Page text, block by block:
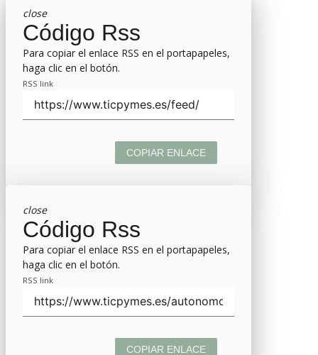
close
Código Rss
Para copiar el enlace RSS en el portapapeles,
haga clic en el botón.
RSS link
COPIAR ENLACE
close
Código Rss
Para copiar el enlace RSS en el portapapeles,
haga clic en el botón.
RSS link
COPIAR ENLACE